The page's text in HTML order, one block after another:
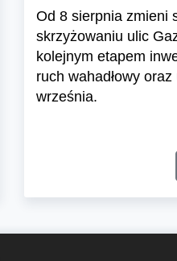
Od 8 sierpnia zmieni
skrzyżowaniu ulic
kolejnym etapem
ruch wahadłowy
września.